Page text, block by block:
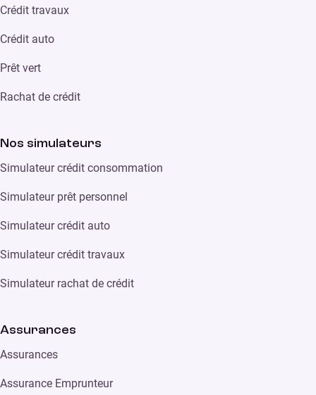
Crédit travaux
Crédit auto
Prêt vert
Rachat de crédit
Nos simulateurs
Simulateur crédit consommation
Simulateur prêt personnel
Simulateur crédit auto
Simulateur crédit travaux
Simulateur rachat de crédit
Assurances
Assurances
Assurance Emprunteur